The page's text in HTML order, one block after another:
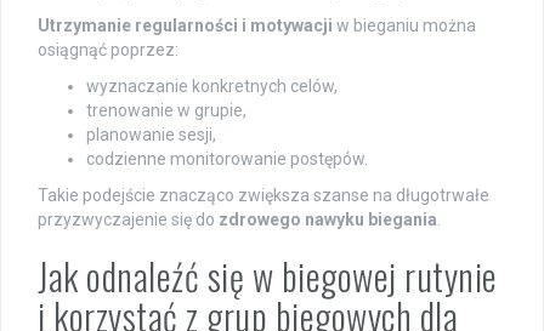
Utrzymanie regularności i motywacji w bieganiu można
osiągnąć poprzez:
wyznaczanie konkretnych celów,
trenowanie w grupie,
planowanie sesji,
codzienne monitorowanie postępów.
Takie podejście znacząco zwiększa szanse na długotrwałe
przyzwyczajenie się do zdrowego nawyku biegania
Jak odnaleźć się w biegowej rutynie
i korzystać z grup biegowych dla